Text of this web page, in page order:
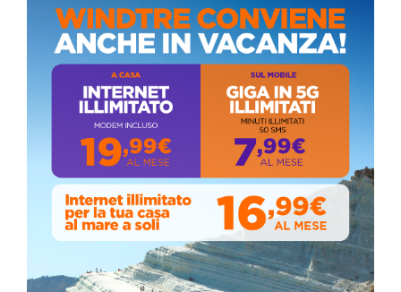
Circolo della stampa, terzo appuntamento
con il giornalista Giacinto Pipitone
Martedì, Agosto 04, 2026
Elezioni a Siculiana, in testa candidato
sindaco Zambito
Lunedì, Ottobre 05, 2020
📅 ESTATE MEDITERRANEA 2026 – COMUNE DI
SICULIANA
July 24, 2026
Siculiana, concerto del 1° Maggio 2026 in
Piazza Umberto I: arrivano I Cugini di
Campagna